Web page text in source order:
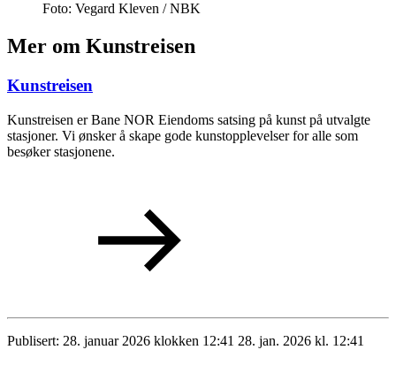
Foto: Vegard Kleven / NBK
Mer om Kunstreisen
Kunstreisen
Kunstreisen er Bane NOR Eiendoms satsing på kunst på utvalgte
stasjoner. Vi ønsker å skape gode kunstopplevelser for alle som
besøker stasjonene.
Publisert: 28. januar 2026 klokken 12:41 28. jan. 2026 kl. 12:41